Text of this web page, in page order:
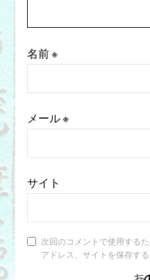
名前※
メール※
サイト
次回のコメントで使用する
アドレス、サイトを保存する